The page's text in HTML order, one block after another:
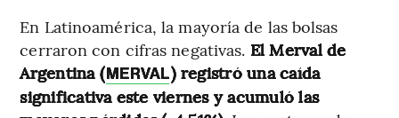
En Latinoamérica, la mayoría de las bolsas
cerraron con cifras negativas. El Merval de
Argentina (MERVAL) registró una caída
significativa este viernes y acumuló las